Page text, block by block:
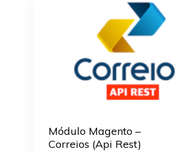
Módulo Magento –
Correios (Api Rest)